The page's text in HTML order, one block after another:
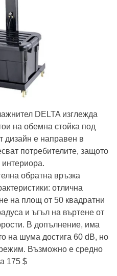
DELTA изглежда
на обемна стойка под
дизайн е направен в
потребителите, защото
обратна връзка
отлична
на площ от 50 квадратни
и ъгъл на въртене от
В допълнение, има
на шума достига 60 dB, но
Възможно е средно
175 $